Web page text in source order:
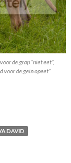
de grap “niet eet”,
voor de gein opeet”
DAVID